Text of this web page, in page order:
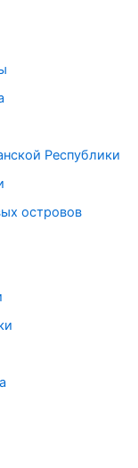
Республики
островов